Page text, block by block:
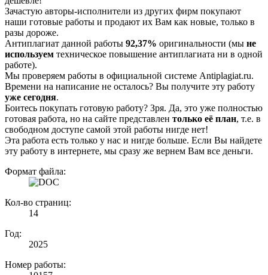
Зачастую авторы-исполнители из других фирм покупают
наши готовые работы и продают их Вам как новые, только в
разы дороже.
Антиплагиат данной работы 92,37% оригинальности (мы не
используем техническое повышение антиплагиата ни в одной
работе).
Мы проверяем работы в официальной системе Аntiplagiat.ru.
Времени на написание не осталось? Вы получите эту работу
уже сегодня.
Боитесь покупать готовую работу? Зря. Да, это уже полностью
готовая работа, но на сайте представлен только её план, т.е. в
свободном доступе самой этой работы нигде нет!
Эта работа есть только у нас и нигде больше. Если Вы найдете
эту работу в интернете, мы сразу же вернем Вам все деньги.
Формат файла:
Кол-во страниц:
14
Год:
2025
Номер работы: